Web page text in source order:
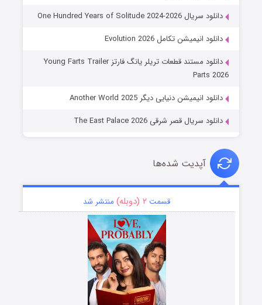
دانلود سریال One Hundred Years of Solitude 2024-2026
دانلود انیمیشن تکامل Evolution 2026
دانلود مستند قطعات تریلر یانگ فارتز Young Farts Trailer
Parts 2026
دانلود انیمیشن دنیایی دیگر Another World 2025
دانلود سریال قصر شرقی The East Palace 2026
آپدیت شده‌ها
قسمت ۲ (دوبله) منتشر شد